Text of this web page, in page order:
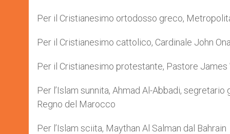
Per il Cristianesimo ortodosso greco,
Per il Cristianesimo cattolico, Cardinale John
Per il Cristianesimo protestante, Pastore James
Per l’Islam sunnita, Ahmad Al-Abbadi,
Regno del Marocco
Per l’Islam sciita, Maythan Al Salman dal Bahrain